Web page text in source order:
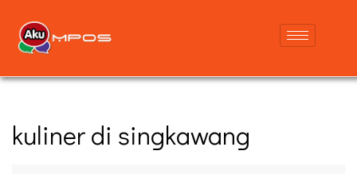
kuliner di singkawang